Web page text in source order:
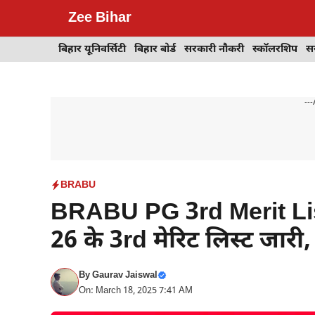
Zee Bihar
बिहार यूनिवर्सिटी बिहार बोर्ड सरकारी नौकरी स्कॉलरशिप
---
BRABU
BRABU PG 3rd Merit
26 के 3rd मेरिट लिस्ट
ByGaurav Jaiswal
On: March 18, 2025 7:41 AM